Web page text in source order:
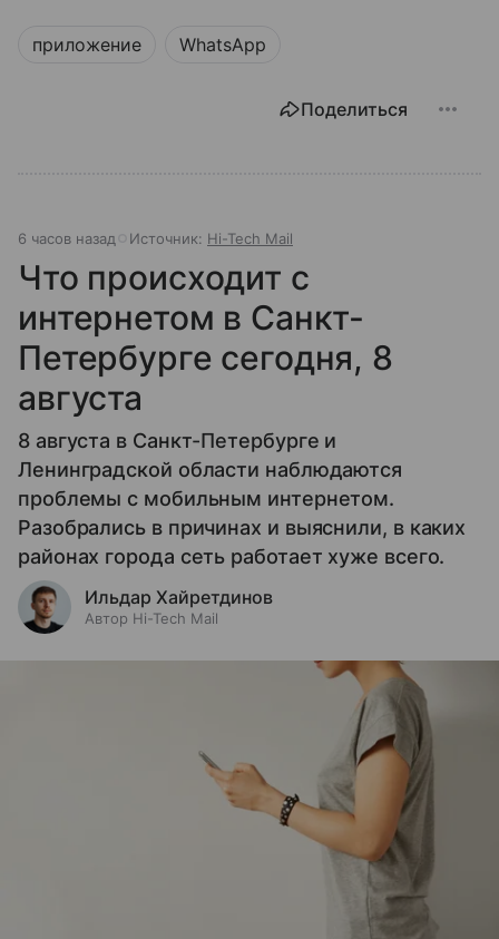
приложение WhatsApp
Поделиться
6 часов назад Источник: Hi-Tech Mail
Что происходит с
интернетом в Санкт-
Петербурге сегодня, 8
августа
8 августа в Санкт-Петербурге и
Ленинградской области наблюдаются
проблемы с мобильным интернетом.
Разобрались в причинах и выяснили, в каких
районах города сеть работает хуже всего.
Ильдар Хайретдинов
Автор Hi-Tech Mail